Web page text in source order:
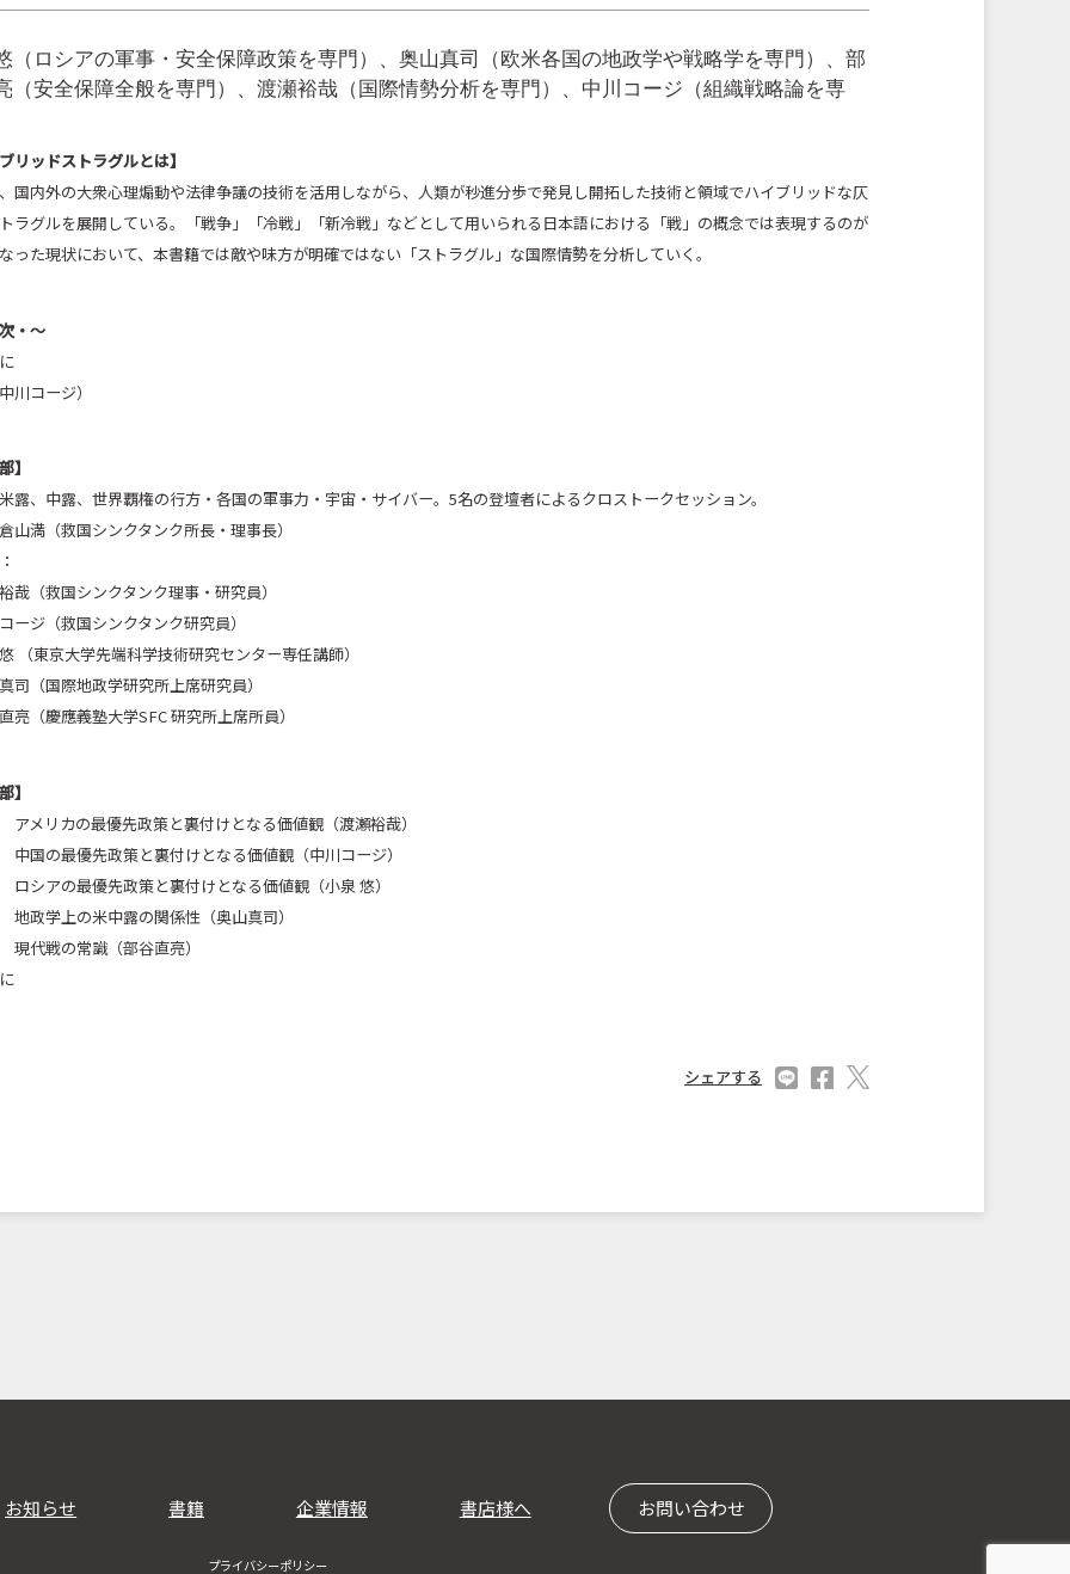
（ロシアの軍事・安全保障政策を専門）、奥山真司（欧米各国の地政学や戦略学を専門）、部
（安全保障全般を専門）、渡瀬裕哉（国際情勢分析を専門）、中川コージ（組織戦略論を専
リッドストラグルとは】
国内外の大衆心理煽動や法律争議の技術を活用しながら、人類が秒進分歩で発見し開拓した技術と領域でハイブリッドな仄
ラグルを展開している。「戦争」「冷戦」「新冷戦」などとして用いられる日本語における「戦」の概念では表現するのが
った現状において、本書籍では敵や味方が明確ではない「ストラグル」な国際情勢を分析していく。
・〜
川コージ）
】
露、中露、世界覇権の行方・各国の軍事力・宇宙・サイバー。5名の登壇者によるクロストークセッション。
山満（救国シンクタンク所長・理事長）
哉（救国シンクタンク理事・研究員）
ージ（救国シンクタンク研究員）
（東京大学先端科学技術研究センター専任講師）
司（国際地政学研究所上席研究員）
亮（慶應義塾大学SFC 研究所上席所員）
】
メリカの最優先政策と裏付けとなる価値観（渡瀬裕哉）
国の最優先政策と裏付けとなる価値観（中川コージ）
シアの最優先政策と裏付けとなる価値観（小泉 悠）
政学上の米中露の関係性（奥山真司）
代戦の常識（部谷直亮）
シェアする
お知らせ 書籍 企業情報 書店様へ お問い合わせ
プライバシーポリシー